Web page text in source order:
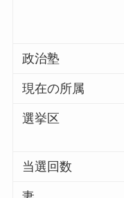
政治塾
現在の所属
選挙区
当選回数